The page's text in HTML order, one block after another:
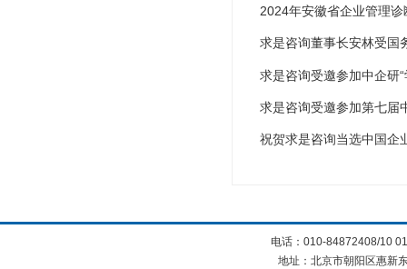
2024年安徽省企业管理
求是咨询董事长安林受国
求是咨询受邀参加中企研
求是咨询受邀参加第七届
祝贺求是咨询当选中国企
电话：010-84872408/10
地址：北京市朝阳区惠新